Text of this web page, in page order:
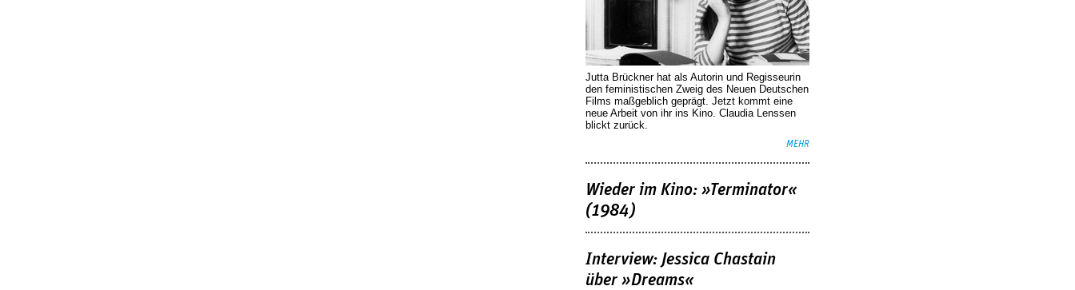
Jutta Brückner hat als Autorin und Regisseurin
den feministischen Zweig des Neuen Deutschen
Films maßgeblich geprägt. Jetzt kommt eine
neue Arbeit von ihr ins Kino. Claudia Lenssen
blickt zurück.
MEHR
Wieder im Kino: »Terminator«
(1984)
Interview: Jessica Chastain
über »Dreams«